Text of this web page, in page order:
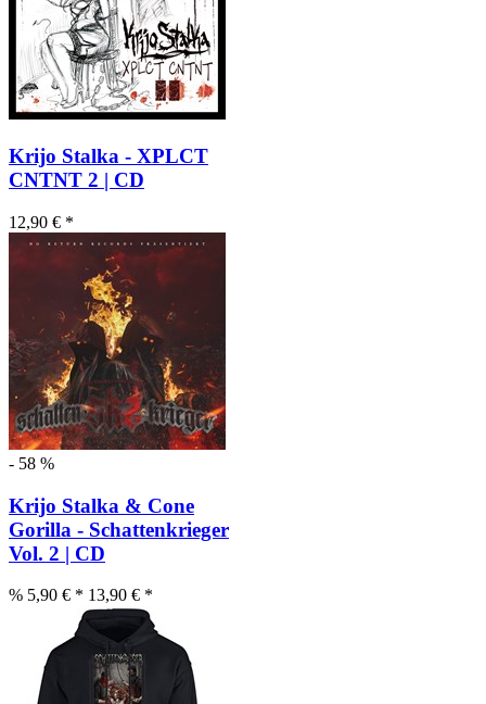
Krijo Stalka - XPLCT
CNTNT 2 | CD
12,90 € *
- 58 %
Krijo Stalka & Cone
Gorilla - Schattenkrieger
Vol. 2 | CD
% 5,90 € * 13,90 € *